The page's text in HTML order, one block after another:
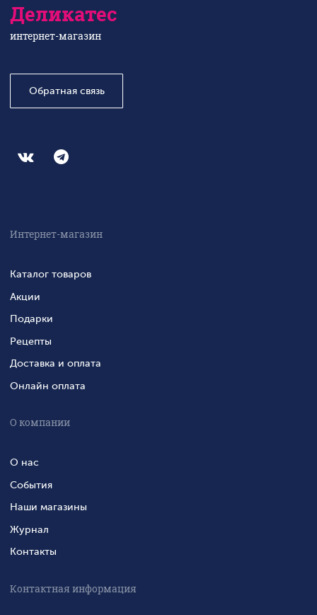
Деликатес
интернет-магазин
Обратная связь
Интернет-магазин
Каталог товаров
Акции
Подарки
Рецепты
Доставка и оплата
Онлайн оплата
О компании
О нас
События
Наши магазины
Журнал
Контакты
Контактная информация